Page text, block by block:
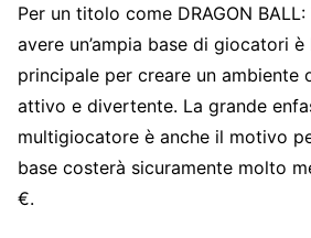
Per un titolo come DRAGON BALL:
avere un’ampia base di giocatori è
principale per creare un ambiente
attivo e divertente. La grande
multigiocatore è anche il motivo
base costerà sicuramente molto
€.